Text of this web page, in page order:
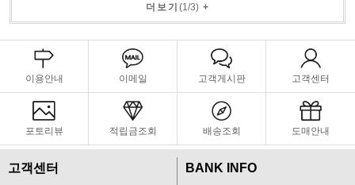
더보기 (1 /3)+
이용안내 이메일 고객게시판 고객센터
포토리뷰 적립금조회 배송조회 도매안내
고객센터 BANK INFO